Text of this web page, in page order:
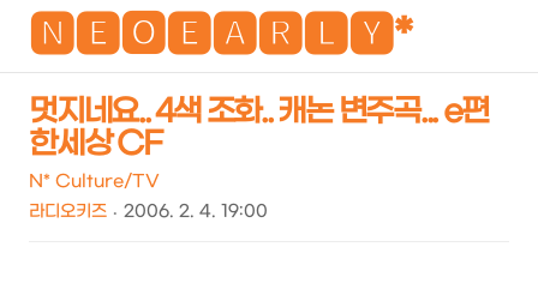
🅽🅴🅾🅴🅰🆁🅻🆈*
멋지네요.. 4색 조화.. 캐논 변주곡... e편
한세상 CF
N* Culture/TV
라디오키즈
2006. 2. 4. 19:00